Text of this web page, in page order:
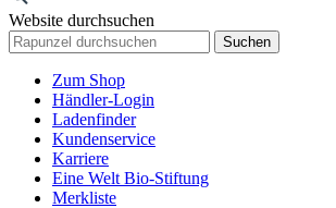
Website durchsuchen
Suchen
Zum Shop
Händler-Login
Ladenfinder
Kundenservice
Karriere
Eine Welt Bio-Stiftung
Merkliste